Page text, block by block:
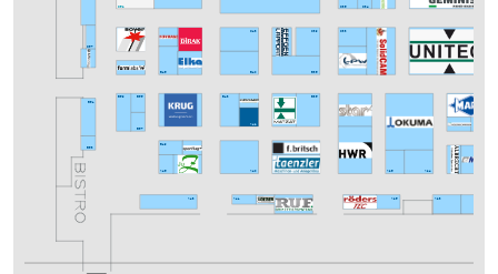
C33
B43
B63
B57
B61
B55
A43
A26
A40
B46
C57
C34
B59
C52
B36
A41
C39
C36
A25
B35
A23
A46
A42
A24
C43